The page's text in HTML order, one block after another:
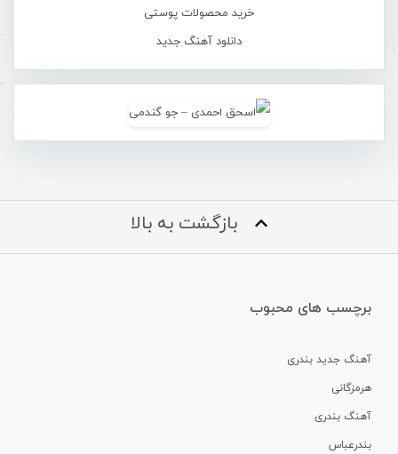
خرید محصولات پوستی
دانلود آهنگ جدید
بازگشت به بالا
برچسب های محبوب
آهنگ جدید بندری
هرمزگانی
آهنگ بندری
بندرعباس